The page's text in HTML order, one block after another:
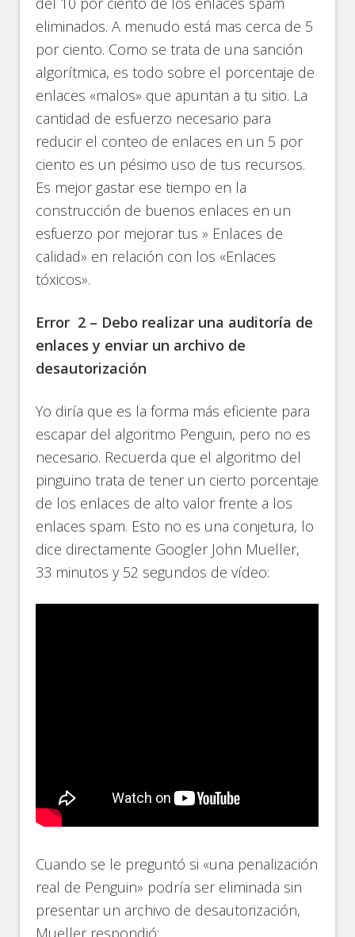
eliminados. A menudo está mas cerca de 5
por ciento. Como se trata de una sanción
algorítmica, es todo sobre el porcentaje de
enlaces «malos» que apuntan a tu sitio. La
cantidad de esfuerzo necesario para
reducir el conteo de enlaces en un 5 por
ciento es un pésimo uso de tus recursos.
Es mejor gastar ese tiempo en la
construcción de buenos enlaces en un
esfuerzo por mejorar tus » Enlaces de
calidad» en relación con los «Enlaces
tóxicos».
Error 2 – Debo realizar una auditoría de
enlaces y enviar un archivo de
desautorización
Yo diría que es la forma más eficiente para
escapar del algoritmo Penguin, pero no es
necesario. Recuerda que el algoritmo del
pingüino trata de tener un cierto porcentaje
de los enlaces de alto valor frente a los
enlaces spam. Esto no es una conjetura, lo
dice directamente Googler John Mueller,
33 minutos y 52 segundos de vídeo:
Cuando se le preguntó si «una penalización
real de Penguin» podría ser eliminada sin
presentar un archivo de desautorización,
Mueller respondió: